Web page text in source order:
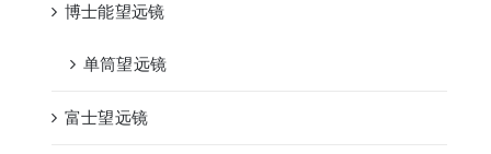
博士能望远镜
单筒望远镜
富士望远镜